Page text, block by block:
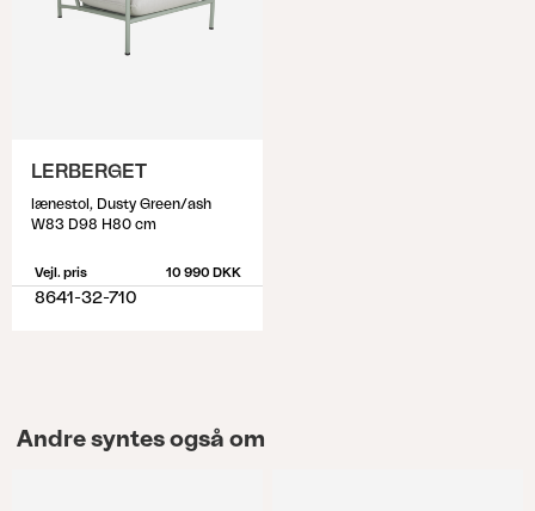
LERBERGET
lænestol, Dusty Green/ash
W83 D98 H80 cm
Vejl. pris 10 990 DKK
8641-32-710
Andre syntes også om